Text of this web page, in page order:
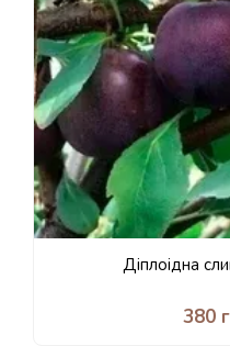
Діплоідна
380